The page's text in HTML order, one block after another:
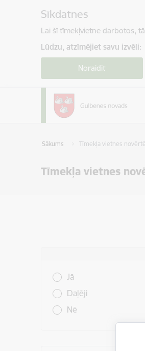
Sīkdatnes
Lai šī tīmekļvietne darbotos,
Lūdzu, atzīmējiet savu izvēli:
Noraidīt
Sākums Tīmekļa vietnes
Tīmekļa vietnes
Jā
Daļēji
Nē